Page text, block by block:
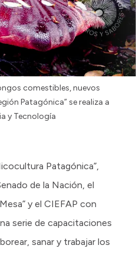
comestibles, nuevos
Patagónica” se realiza a
y Tecnología
Patagónica”,
de la Nación, el
y el CIEFAP con
serie de capacitaciones
sanar y trabajar los